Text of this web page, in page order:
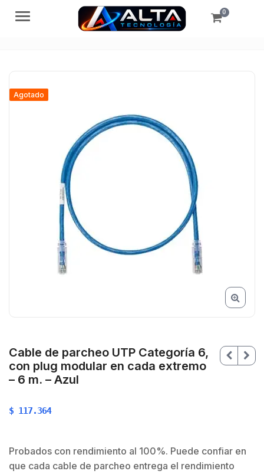
Menú 0
Agotado
Cable de parcheo UTP Categoría 6,
con plug modular en cada extremo
– 6 m. – Azul
$ 117.364
Probados con rendimiento al 100%. Puede confiar en
que cada cable de parcheo entrega el rendimiento